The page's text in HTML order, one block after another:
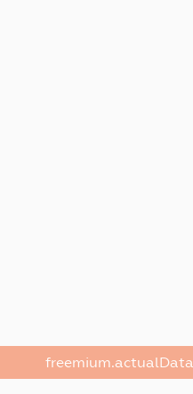
freemium.actualData